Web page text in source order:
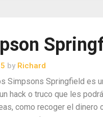
by Richard
Simpsons Springfield es
hack o truco que les
como recoger el dinero